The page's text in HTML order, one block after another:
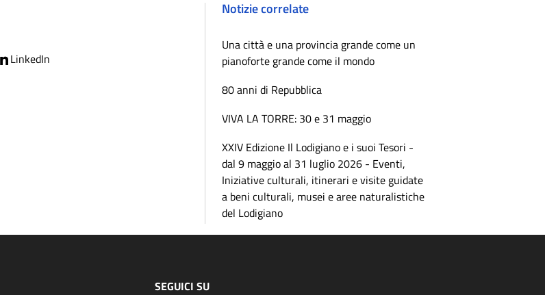
LinkedIn
Notizie correlate
Una città e una provincia grande come un
pianoforte grande come il mondo
80 anni di Repubblica
VIVA LA TORRE: 30 e 31 maggio
XXIV Edizione Il Lodigiano e i suoi Tesori -
dal 9 maggio al 31 luglio 2026 - Eventi,
Iniziative culturali, itinerari e visite guidate
a beni culturali, musei e aree naturalistiche
del Lodigiano
SEGUICI SU